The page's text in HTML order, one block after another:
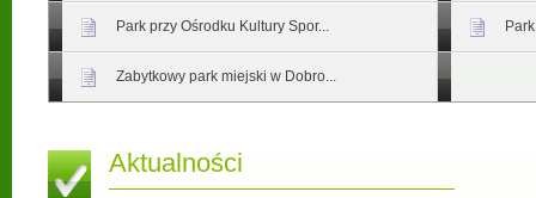
Park przy Ośrodku Kultury Spor...
Zabytkowy park miejski w Dobro...
Aktualności